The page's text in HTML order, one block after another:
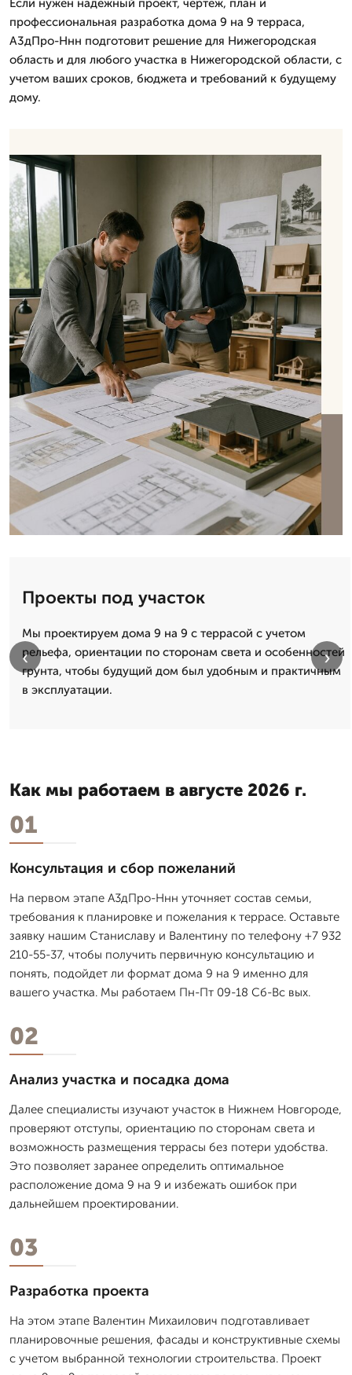
Если нужен надежный проект, чертеж, план и
профессиональная разработка дома 9 на 9 терраса,
А3дПро-Ннн подготовит решение для Нижегородская
область и для любого участка в Нижегородской области, с
учетом ваших сроков, бюджета и требований к будущему
дому.
Проекты под участок
Мы проектируем дома 9 на 9 с террасой с учетом
рельефа, ориентации по сторонам света и особенностей
грунта, чтобы будущий дом был удобным и практичным
в эксплуатации.
‹ ›
Как мы работаем в августе 2026 г.
01
Консультация и сбор пожеланий
На первом этапе А3дПро-Ннн уточняет состав семьи,
требования к планировке и пожелания к террасе. Оставьте
заявку нашим Станиславу и Валентину по телефону +7 932
210-55-37, чтобы получить первичную консультацию и
понять, подойдет ли формат дома 9 на 9 именно для
вашего участка. Мы работаем Пн-Пт 09-18 Сб-Вс вых.
02
Анализ участка и посадка дома
Далее специалисты изучают участок в Нижнем Новгороде,
проверяют отступы, ориентацию по сторонам света и
возможность размещения террасы без потери удобства.
Это позволяет заранее определить оптимальное
расположение дома 9 на 9 и избежать ошибок при
дальнейшем проектировании.
03
Разработка проекта
На этом этапе Валентин Михаилович подготавливает
планировочные решения, фасады и конструктивные схемы
с учетом выбранной технологии строительства. Проект